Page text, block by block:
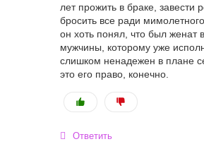
лет прожить в браке, завести
бросить все ради
он хоть понял, что был женат
мужчины, которому уже
слишком ненадежен в плане
это его право, конечно.
Ответить